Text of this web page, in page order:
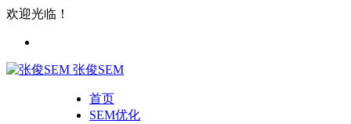
欢迎光临！
张俊SEM
首页
SEM优化